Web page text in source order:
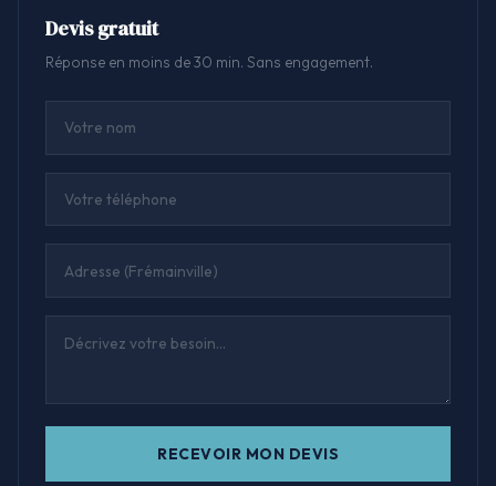
Devis gratuit
Réponse en moins de 30 min. Sans engagement.
RECEVOIR MON DEVIS